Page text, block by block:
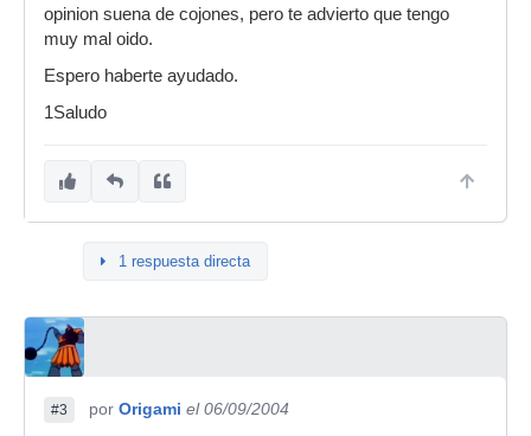
opinion suena de cojones, pero te advierto que tengo
muy mal oido.
Espero haberte ayudado.
1Saludo
1 respuesta directa
#3 por Origami el 06/09/2004